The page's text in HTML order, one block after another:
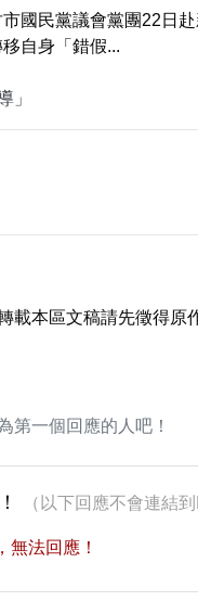
市國民黨議會黨團22日
移自身「錯假...
」
載本區文稿請先徵得原
第一個回應的人吧！
（以下回應不會連結
，無法回應！